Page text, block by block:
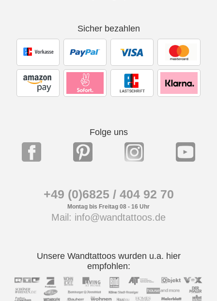
Sicher bezahlen
Folge uns
+49 (0)6825 / 404 92 70
Montag bis Freitag 08 - 16 Uhr
Mail: info@wandtattoos.de
Unsere Wandtattoos wurden u.a. hier
empfohlen: